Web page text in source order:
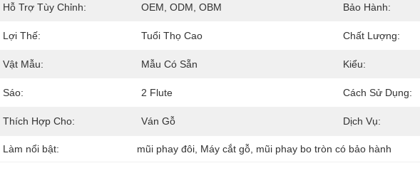
Hỗ Trợ Tùy Chỉnh: OEM, ODM, OBM Bảo Hành:
Lợi Thế: Tuổi Thọ Cao Chất Lượng:
Vật Mẫu: Mẫu Có Sẵn Kiểu:
Sáo: 2 Flute Cách Sử Dụng:
Thích Hợp Cho: Ván Gỗ Dịch Vụ:
Làm nổi bật: mũi phay đôi Máy cắt gỗ mũi phay bo tròn có bảo hành